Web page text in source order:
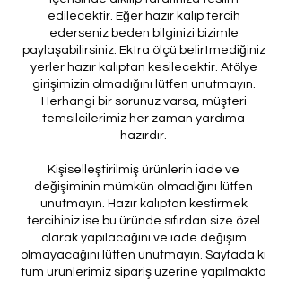
edilecektir. Eğer hazır kalıp tercih
ederseniz beden bilginizi bizimle
paylaşabilirsiniz. Ektra ölçü belirtmediğiniz
yerler hazır kalıptan kesilecektir. Atölye
girişimizin olmadığını lütfen unutmayın.
Herhangi bir sorunuz varsa, müşteri
temsilcilerimiz her zaman yardıma
hazırdır.
Kişiselleştirilmiş ürünlerin iade ve
değişiminin mümkün olmadığını lütfen
unutmayın. Hazır kalıptan kestirmek
tercihiniz ise bu üründe sıfırdan size özel
olarak yapılacağını ve iade değişim
olmayacağını lütfen unutmayın. Sayfada ki
tüm ürünlerimiz sipariş üzerine yapılmakta